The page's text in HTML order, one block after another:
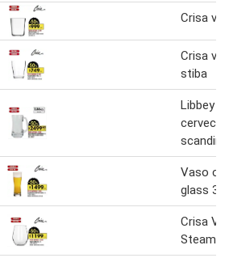
Crisa
Crisa
stiba
Libbey
Vaso
glass
Crisa